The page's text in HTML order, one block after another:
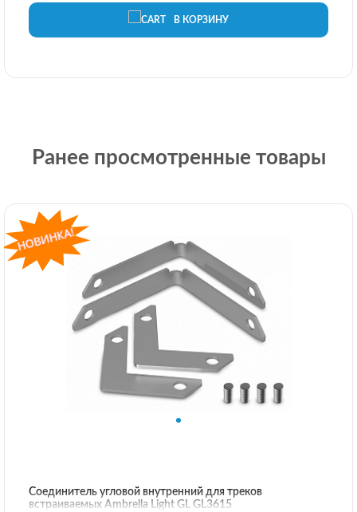
В КОРЗИНУ
Ранее просмотренные товары
Соединитель угловой внутренний для треков
встраиваемых Ambrella Light GL GL3615